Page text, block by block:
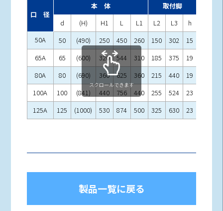
口 径
本 体
取付脚
d
(H) H1 L L1 L2 L3
h
50A
50 (490) 250 450 260 150 302
15
65A
65 (600) 320 544 310 185 375
19
80A
80 (690) 360 625 360 215 440
19
100A
100 (841) 440 756 440 255 524
23
125A
125 (1000) 530 874 500 325 630 23
スクロールできます
製品一覧に戻る